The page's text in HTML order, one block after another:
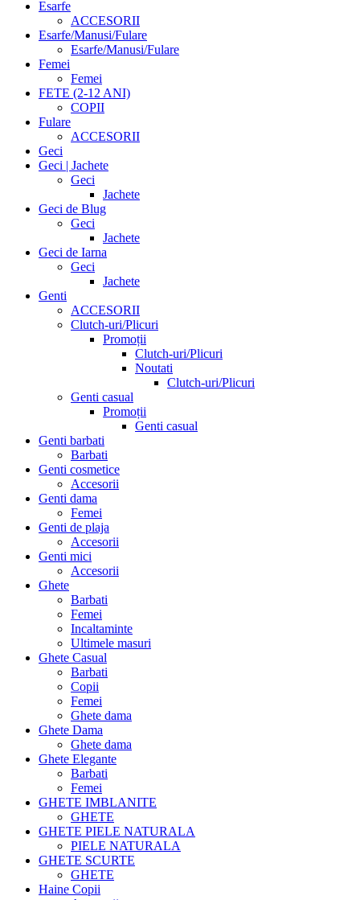
Esarfe
ACCESORII
Esarfe/Manusi/Fulare
Esarfe/Manusi/Fulare
Femei
Femei
FETE (2-12 ANI)
COPII
Fulare
ACCESORII
Geci
Geci | Jachete
Geci
Jachete
Geci de Blug
Geci
Jachete
Geci de Iarna
Geci
Jachete
Genti
ACCESORII
Clutch-uri/Plicuri
Promoții
Clutch-uri/Plicuri
Noutati
Clutch-uri/Plicuri
Genti casual
Promoții
Genti casual
Genti barbati
Barbati
Genti cosmetice
Accesorii
Genti dama
Femei
Genti de plaja
Accesorii
Genti mici
Accesorii
Ghete
Barbati
Femei
Incaltaminte
Ultimele masuri
Ghete Casual
Barbati
Copii
Femei
Ghete dama
Ghete Dama
Ghete dama
Ghete Elegante
Barbati
Femei
GHETE IMBLANITE
GHETE
GHETE PIELE NATURALA
PIELE NATURALA
GHETE SCURTE
GHETE
Haine Copii